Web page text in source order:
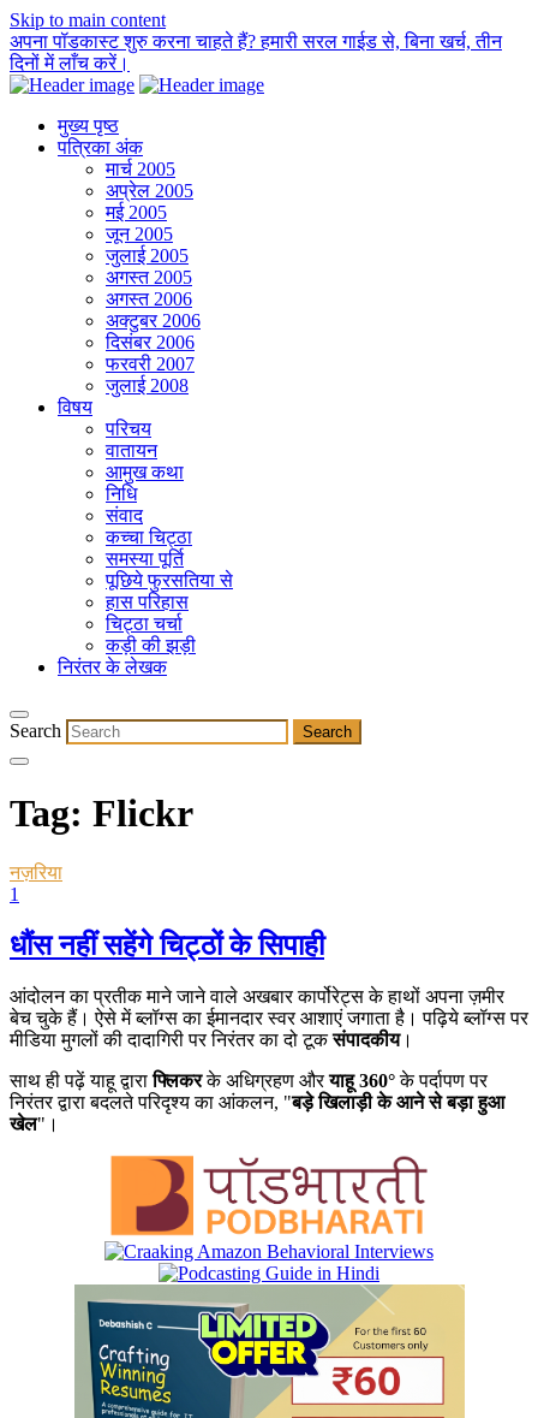
Skip to main content
अपना पॉडकास्ट शुरु करना चाहते हैं? हमारी सरल गाईड से, बिना खर्च, तीन
दिनों में लाँच करें।
मुख्य पृष्ठ
पत्रिका अंक
मार्च 2005
अप्रेल 2005
मई 2005
जून 2005
जुलाई 2005
अगस्त 2005
अगस्त 2006
अक्टुबर 2006
दिसंबर 2006
फरवरी 2007
जुलाई 2008
विषय
परिचय
वातायन
आमुख कथा
निधि
संवाद
कच्चा चिट्ठा
समस्या पूर्ति
पूछिये फुरसतिया से
हास परिहास
चिट्ठा चर्चा
कड़ी की झड़ी
निरंतर के लेखक
Search
Tag: Flickr
नज़रिया
1
धौंस नहीं सहेंगे चिट्ठों के सिपाही
आंदोलन का प्रतीक माने जाने वाले अखबार कार्पोरेट्स के हाथों अपना ज़मीर
बेच चुके हैं। ऐसे में ब्लॉग्स का ईमानदार स्वर आशाएं जगाता है। पढ़िये ब्लॉग्स पर
मीडिया मुगलों की दादागिरी पर निरंतर का दो टूकसंपादकीय।
साथ ही पढ़ें याहू द्वाराफ्लिकरके अधिग्रहण औरयाहू 360°के पर्दापण पर
निरंतर द्वारा बदलते परिदृश्य का आंकलन, "बड़े खिलाड़ी के आने से बड़ा हुआ
खेल"।